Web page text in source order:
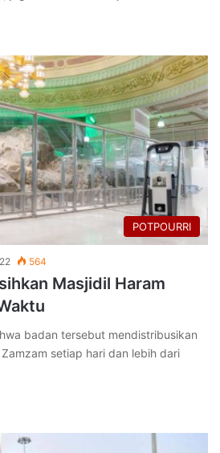
POTPOURRI
564
Masjidil Haram
badan tersebut mendistribusikan
setiap hari dan lebih dari